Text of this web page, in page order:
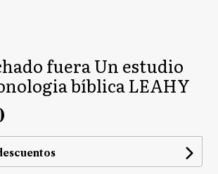
fuera Un estudio
bíblica LEAHY